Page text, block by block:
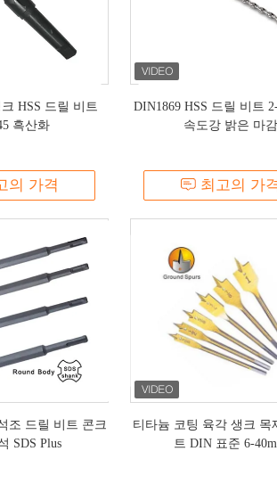
HSS 드릴 비트
흑산화
의 가격
DIN1869 HSS 드릴 비트
속도강 밝은 마감
최고의 가
조 드릴 비트 콘크
SDS Plus
티타늄 코팅 육각 생크 목
트 DIN 표준 6-